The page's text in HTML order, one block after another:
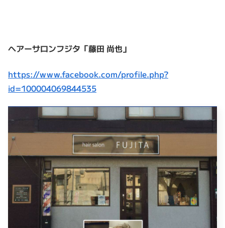
ヘアーサロンフジタ「藤田 尚也」
https://www.facebook.com/profile.php?
id=100004069844535